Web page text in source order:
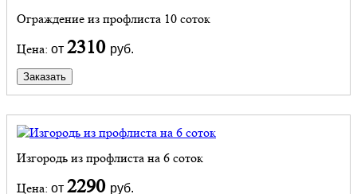
Ограждение из профлиста 10 соток
Цена: от 2310 руб.
Заказать
Изгородь из профлиста на 6 соток
Цена: от 2290 руб.